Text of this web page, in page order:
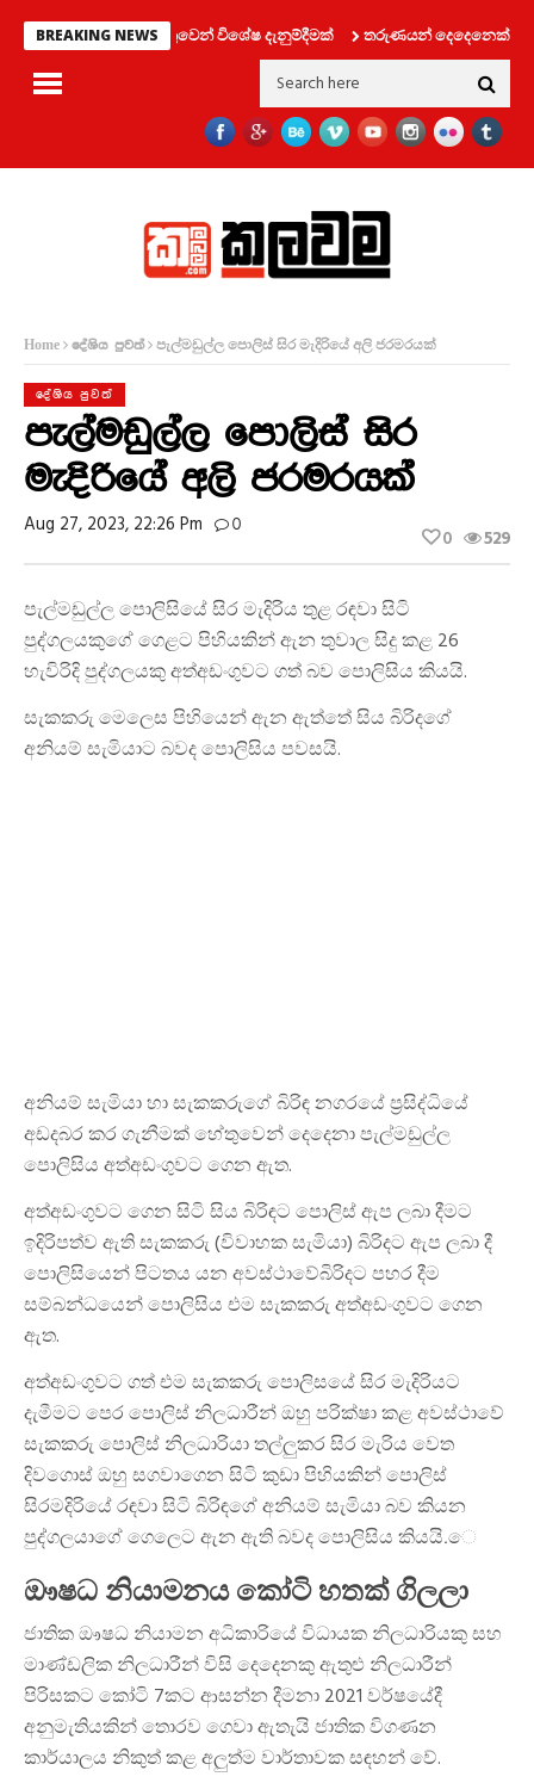
BREAKING NEWS
දෙපාර්තමේන්තුවෙන් විශේෂ දැනුම්දීමක් තරුණයන් දෙදෙනෙක් සමග
Home දේශිය පුවත් පැල්මඩුල්ල පොලිස් සිර මැදිරියේ අලි ජරමරයක්
දේශිය පුවත්
පැල්මඩුල්ල පොලිස් සිර
මැදිරියේ අලි ජරමරයක්
Aug 27, 2023, 22:26 Pm 0 529
0
පැල්මඩුල්ල පොලිසියේ සිර මැදිරිය තුළ රඳවා සිටි
පුද්ගලයකුගේ ගෙළට පිහියකින් ඇන තුවාල සිදු කළ 26
හැවිරිදි පුද්ගලයකු අත්අඩංගුවට ගත් බව පොලිසිය කියයි.
සැකකරු මෙලෙස පිහියෙන් ඇන ඇත්තේ සිය බිරිදගේ
අනියම් සැමියාට බවද පොලිසිය පවසයි.
අනියම් සැමියා හා සැකකරුගේ බිරිඳ නගරයේ ප්‍රසිද්ධියේ
අඩදබර කර ගැනීමක් හේතුවෙන් දෙදෙනා පැල්මඩුල්ල
පොලිසිය අත්අඩංගුවට ගෙන ඇත.
අත්අඩංගුවට ගෙන සිටි සිය බිරිඳට පොලිස් ඇප ලබා දීමට
ඉදිරිපත්ව ඇති සැකකරු (විවාහක සැමියා) බිරිදට ඇප ලබා දී
පොලිසියෙන් පිටතය යන අවස්ථාවේබිරිදට පහර දීම
සම්බන්ධයෙන් පොලිසිය එම සැකකරු අත්අඩංගුවට ගෙන
ඇත.
අත්අඩංගුවට ගත් එම සැකකරු පොලිසයේ සිර මැදිරියට
දැමීමට පෙර පොලිස් නිලධාරීන් ඔහු පරික්ෂා කළ අවස්ථාවේ
සැකකරු පොලිස් නිලධාරියා තල්ලුකර සිර මැරිය වෙත
දිවගොස් ඔහු සගවාගෙන සිටි කුඩා පිහියකින් පොලිස්
සිරමදිරියේ රඳවා සිටි බිරිඳගේ අනියම් සැමියා බව කියන
පුද්ගලයාගේ ගෙලෙට ඇන ඇති බවද පොලිසිය කියයි.‍ෙ
ඖෂධ නියාමනය කෝටි හතක් ගිලලා
ජාතික ඖෂධ නියාමන අධිකාරියේ විධායක නිලධාරියකු සහ
මාණ්ඩලික නිලධාරීන් විසි දෙදෙනකු ඇතුළු නිලධාරීන්
පිරිසකට කෝටි 7කට ආසන්න දීමනා 2021 වර්ෂයේදී
අනුමැතියකින් තොරව ගෙවා ඇතැයි ජාතික විගණන
කාර්යාලය නිකුත් කළ අලුත්ම වාර්තාවක සඳහන් වේ.